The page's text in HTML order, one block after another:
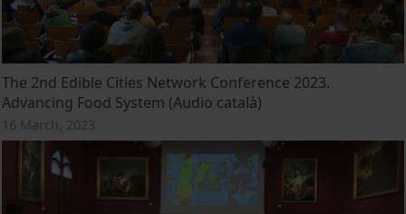
The 2nd Edible Cities Network Conference 2023.
Advancing Food System (Audio català)
16 March, 2023